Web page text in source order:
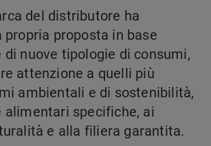
del distributore ha
proposta in base
di nuove tipologie di consumi,
attenzione a quelli più
ambientali e di sostenibilità,
alimentari specifiche, ai
e alla filiera garantita.